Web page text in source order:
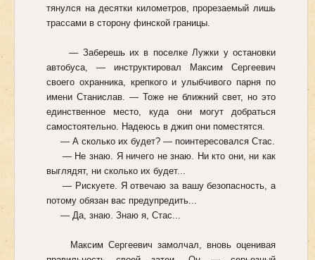
тянулся на десятки километров, прорезаемый лишь
трассами в сторону финской границы.
— Заберешь их в поселке Лужки у остановки
автобуса, — инструктировал Максим Сергеевич
своего охранника, крепкого и улыбчивого парня по
имени Станислав. — Тоже не ближний свет, но это
единственное место, куда они могут добраться
самостоятельно. Надеюсь в джип они поместятся.
— А сколько их будет? — поинтересовался Стас.
— Не знаю. Я ничего не знаю. Ни кто они, ни как
выглядят, ни сколько их будет...
— Рискуете. Я отвечаю за вашу безопасность, а
потому обязан вас предупредить...
— Да, знаю. Знаю я, Стас...
Максим Сергеевич замолчал, вновь оценивая